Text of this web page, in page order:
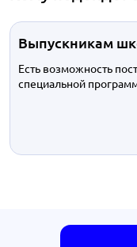
Выпускникам
Есть возможность
специальной